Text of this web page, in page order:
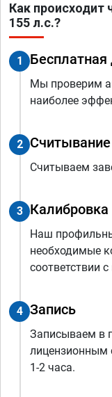
Как происходит
155 л.с.?
1 Бесплатная
Мы проверим
наиболее
2 Считывание
Считываем
3 Калибровка
Наш
необходимые
соответствии
4 Запись
Записываем в
лицензионным
1-2 часа.